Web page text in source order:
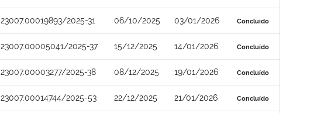
23007.00019893/2025-31 06/10/2025 03/01/2026 Concluído
23007.00005041/2025-37 15/12/2025 14/01/2026 Concluído
23007.00003277/2025-38 08/12/2025 19/01/2026 Concluído
23007.00014744/2025-53 22/12/2025 21/01/2026 Concluído